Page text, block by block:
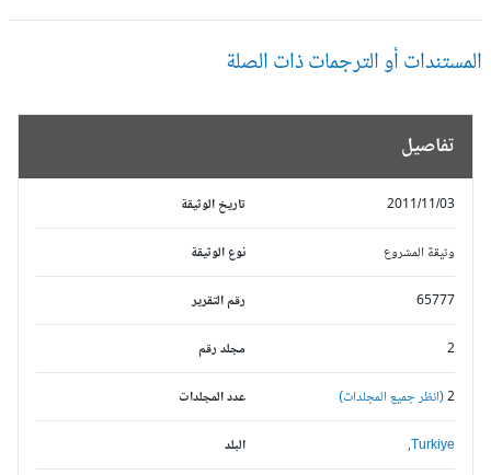
أو الترجمات ذات الصلة
تفاصيل
تاريخ الوثيقة 2011/11/03
نوع الوثيقة وثيقة المشروع
رقم التقرير 65777
مجلد رقم
عدد المجلدات (انظر جميع المجلدات)
البلد Turkiye,